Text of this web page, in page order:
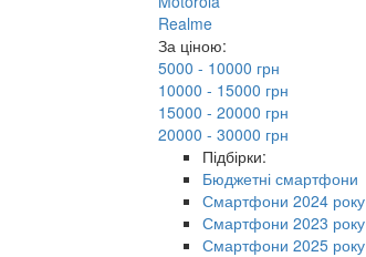
Realme
За ціною:
5000 - 10000 грн
10000 - 15000 грн
15000 - 20000 грн
20000 - 30000 грн
Підбірки:
Бюджетні смартфони
Смартфони 2024 року
Смартфони 2023 року
Смартфони 2025 року